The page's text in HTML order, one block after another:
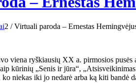
2 / Virtuali paroda – Ernestas
viena ryškiausių XX a. pirmosios
kūrinių „Senis ir jūra“,
niekas iki jo nedarė arba ką kiti bandė